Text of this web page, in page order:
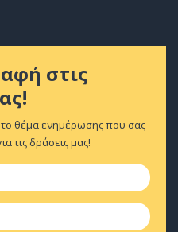
στις
θέμα ενημέρωσης που σας
τις δράσεις μας!